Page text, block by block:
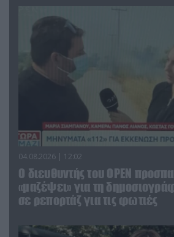
04.08.2026 | 12:02
O διευθυντής του OPEN
«μαζέψει» για τη
σε ρεπορτάζ για τις φωτιές